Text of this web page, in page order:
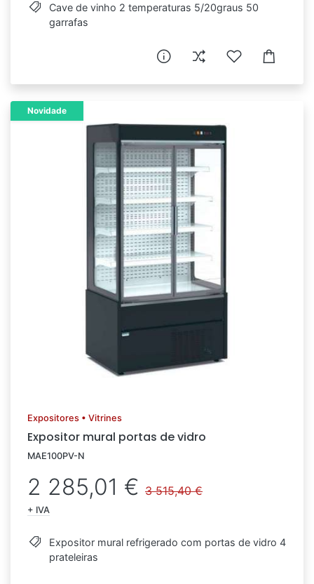
Cave de vinho 2 temperaturas 5/20graus 50
garrafas
Novidade
Expositores • Vitrines
Expositor mural portas de vidro
MAE100PV-N
2 285,01 € 3 515,40 €
+ IVA
Expositor mural refrigerado com portas de vidro 4
prateleiras